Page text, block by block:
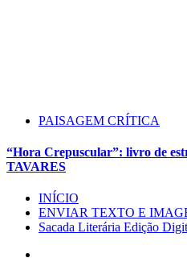
PAISAGEM CRÍTICA
“Hora Crepuscular”: livro de
TAVARES
INÍCIO
ENVIAR TEXTO E
Sacada Literária Edição